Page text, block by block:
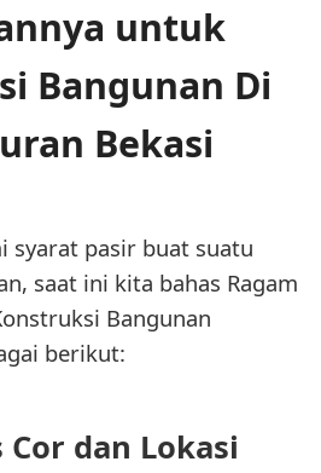
untuk
Bangunan Di
Bekasi
syarat pasir buat suatu
saat ini kita bahas Ragam
Bangunan
berikut:
Cor dan Lokasi